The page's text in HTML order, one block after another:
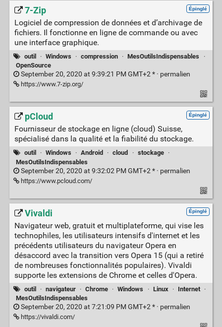
Épinglé
7-Zip
Logiciel de compression de données et d’archivage de
fichiers. Il fonctionne en ligne de commande ou avec
une interface graphique.
outil · Windows · compression · MesOutilsIndispensables
·
OpenSource
September 20, 2020 at 9:39:21 PM GMT+2 * · permalien
https://www.7-zip.org/
Épinglé
pCloud
Fournisseur de stockage en ligne (cloud) Suisse,
spécialisé dans la qualité et la fiabilité du stockage.
outil · Windows · Android · cloud · stockage
·
MesOutilsIndispensables
September 20, 2020 at 9:32:02 PM GMT+2 * · permalien
https://www.pcloud.com/
Épinglé
Vivaldi
Navigateur web, gratuit et multiplateforme, qui vise les
technophiles, les utilisateurs intensifs d'internet et les
précédents utilisateurs du navigateur Opera en
désaccord avec la transition vers Opera 15 (qui a retiré
de nombreuses fonctionnalités populaires). Vivaldi
supporte les extensions de Chrome et celles d'Opera.
outil · navigateur · Chrome · Windows · Linux · Internet
·
MesOutilsIndispensables
September 20, 2020 at 7:21:09 PM GMT+2 * · permalien
https://vivaldi.com/